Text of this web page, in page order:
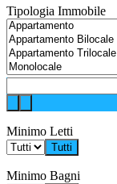
Tipologia Immobile
Minimo Letti
Tutti
Minimo Bagni